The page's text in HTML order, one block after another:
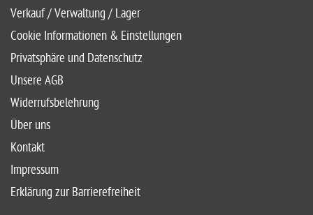
Verkauf / Verwaltung / Lager
Cookie Informationen & Einstellungen
Privatsphäre und Datenschutz
Unsere AGB
Widerrufsbelehrung
Über uns
Kontakt
Impressum
Erklärung zur Barrierefreiheit